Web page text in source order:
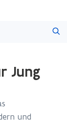
Jung
und